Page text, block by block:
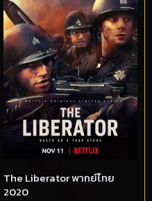
The Liberator พากย์ไทย
2020